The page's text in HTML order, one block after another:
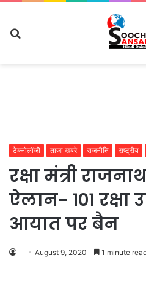
टेक्नोलॉजी ताजा खबरे राजनीति राष्ट्रीय
रक्षा मंत्री
ऐलान- 101
आयात पर बैन
August 9, 2020 1 minute